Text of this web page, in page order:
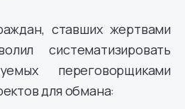
ставших жертвами
систематизировать
переговорщиками
для обмана: